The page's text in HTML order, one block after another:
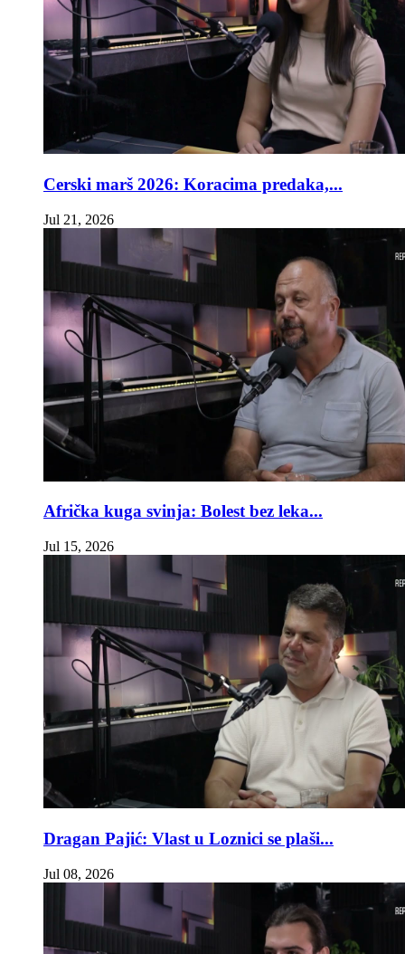
Cerski marš 2026: Koracima predaka,...
Jul 21, 2026
Afrička kuga svinja: Bolest bez leka...
Jul 15, 2026
Dragan Pajić: Vlast u Loznici se plaši...
Jul 08, 2026